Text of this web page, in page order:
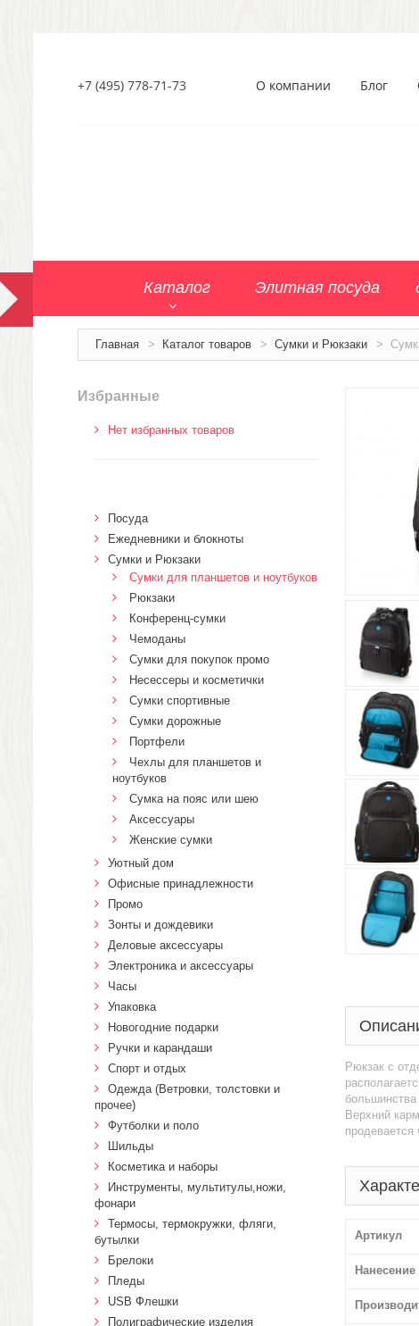
+7 (495) 778-71-73 О компании Блог
Каталог Элитная посуда
Главная > Каталог товаров > Сумки и Рюкзаки >
Рюкзак с
Верхний
продевается
Артикул
Нанесение
Избранные
Нет избранных товаров
Посуда
Ежедневники и блокноты
Сумки и Рюкзаки
Сумки для планшетов и ноутбуков
Рюкзаки
Конференц-сумки
Чемоданы
Сумки для покупок промо
Несессеры и косметички
Сумки спортивные
Сумки дорожные
Портфели
Чехлы для планшетов и
ноутбуков
Сумка на пояс или шею
Аксессуары
Женские сумки
Уютный дом
Офисные принадлежности
Промо
Зонты и дождевики
Деловые аксессуары
Электроника и аксессуары
Часы
Упаковка
Новогодние подарки
Ручки и карандаши
Спорт и отдых
Одежда (Ветровки, толстовки и
прочее)
Футболки и поло
Шильды
Косметика и наборы
Инструменты, мультитулы,ножи,
фонари
Термосы, термокружки, фляги,
бутылки
Брелоки
Пледы
USB Флешки
Полиграфические изделия